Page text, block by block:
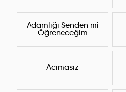
Adamlığı Senden mi
Öğreneceğim
Acımasız